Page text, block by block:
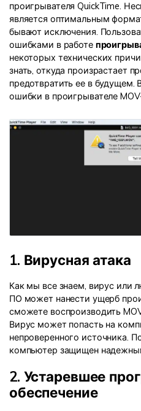
проигрывателя QuickTime.
является оптимальным
бывают исключения.
ошибками в работе
некоторых технических
знать, откуда произрастает
предотвратить ее в
ошибки в проигрывателе
1. Вирусная атака
Как мы все знаем, вирус или
ПО может нанести ущерб
сможете воспроизводить
Вирус может попасть на
непроверенного источника.
компьютер защищен
2. Устаревшее
обеспечение